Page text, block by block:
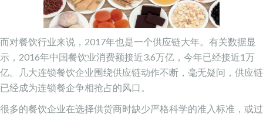
而对餐饮行业来说，2017年也是一个供应链大年。有关数据显
示，2016年中国餐饮业消费额接近3.6万亿，今年已经接近1万
亿。几大连锁餐饮企业围绕供应链动作不断，毫无疑问，供应链
已经成为连锁餐企争相抢占的风口。
很多的餐饮企业在选择供货商时缺少严格科学的准入标准，或过